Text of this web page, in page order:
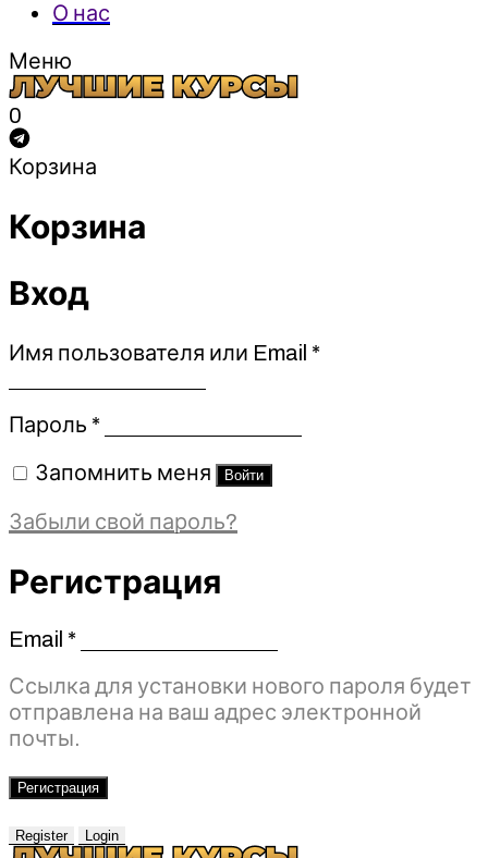
О нас
Меню
0
Корзина
Корзина
Вход
Имя пользователя или Email *Обязательно
Пароль *Обязательно
Запомнить меня Войти
Забыли свой пароль?
Регистрация
Email *Обязательно
Ссылка для установки нового пароля будет
отправлена ​​на ваш адрес электронной
почты.
Регистрация
Register Login